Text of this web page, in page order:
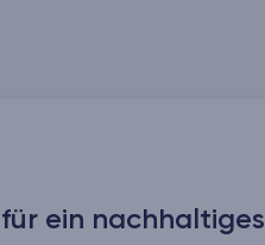
ein nachhaltiges